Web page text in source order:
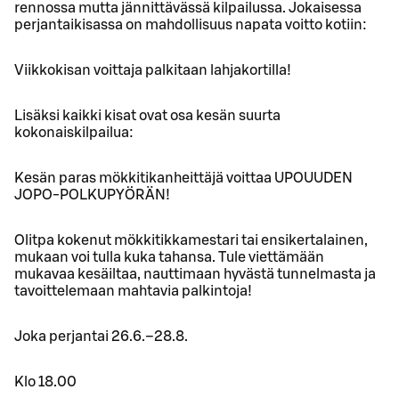
rennossa mutta jännittävässä kilpailussa. Jokaisessa
perjantaikisassa on mahdollisuus napata voitto kotiin:
Viikkokisan voittaja palkitaan lahjakortilla!
Lisäksi kaikki kisat ovat osa kesän suurta
kokonaiskilpailua:
Kesän paras mökkitikanheittäjä voittaa UPOUUDEN
JOPO-POLKUPYÖRÄN!
Olitpa kokenut mökkitikkamestari tai ensikertalainen,
mukaan voi tulla kuka tahansa. Tule viettämään
mukavaa kesäiltaa, nauttimaan hyvästä tunnelmasta ja
tavoittelemaan mahtavia palkintoja!
Joka perjantai 26.6.–28.8.
Klo 18.00